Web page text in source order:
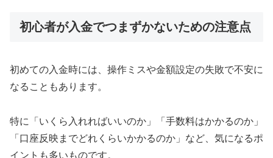
初心者が入金でつまずかないための注意点
初めての入金時には、操作ミスや金額設定の失敗で不安に
なることもあります。
特に「いくら入れればいいのか」「手数料はかかるのか」
「口座反映までどれくらいかかるのか」など、気になるポ
イントも多いものです。